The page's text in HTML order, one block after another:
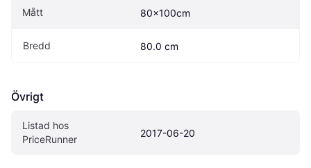
Mått 80x100cm
Bredd 80.0 cm
Övrigt
Listad hos
PriceRunner
2017-06-20